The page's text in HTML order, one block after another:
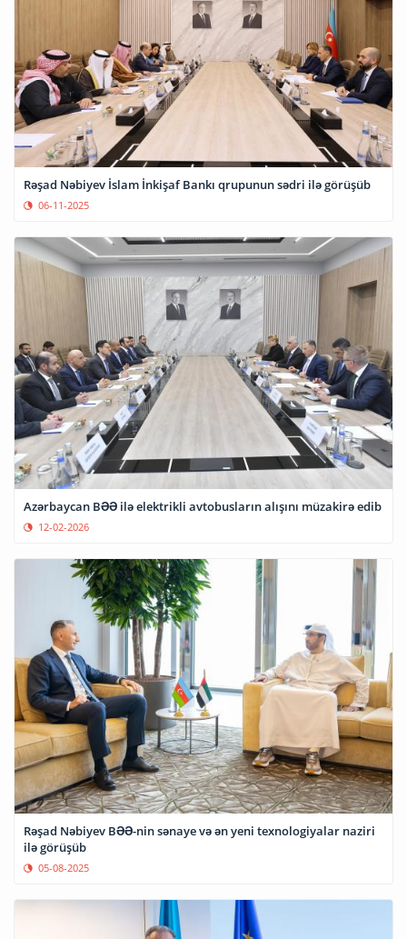
Rəşad Nəbiyev İslam İnkişaf Bankı qrupunun sədri ilə görüşüb
06-11-2025
Azərbaycan BƏƏ ilə elektrikli avtobusların alışını müzakirə edib
12-02-2026
Rəşad Nəbiyev BƏƏ-nin sənaye və ən yeni texnologiyalar naziri
ilə görüşüb
05-08-2025